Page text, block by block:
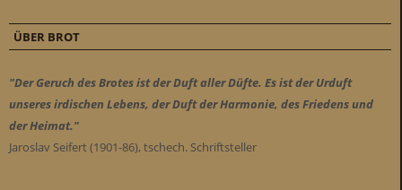
ÜBER BROT
"Der Geruch des Brotes ist der Duft aller Düfte. Es ist der Urduft
unseres irdischen Lebens, der Duft der Harmonie, des Friedens und
der Heimat."
Jaroslav Seifert (1901-86), tschech. Schriftsteller